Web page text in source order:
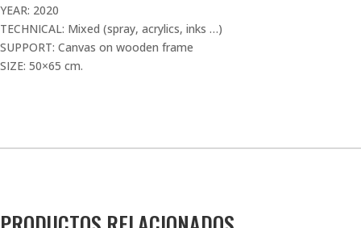
YEAR: 2020
TECHNICAL: Mixed (spray, acrylics, inks …)
SUPPORT: Canvas on wooden frame
SIZE: 50×65 cm.